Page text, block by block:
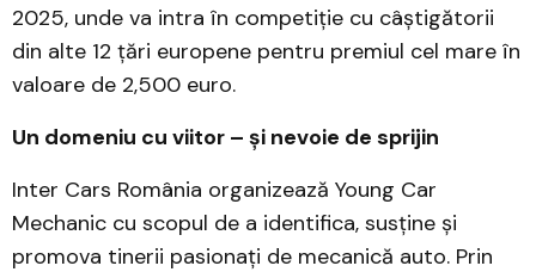
2025, unde va intra în competiție cu câștigătorii
din alte 12 țări europene pentru premiul cel mare în
valoare de 2,500 euro.
Un domeniu cu viitor – și nevoie de sprijin
Inter Cars România organizează Young Car
Mechanic cu scopul de a identifica, susține și
promova tinerii pasionați de mecanică auto. Prin